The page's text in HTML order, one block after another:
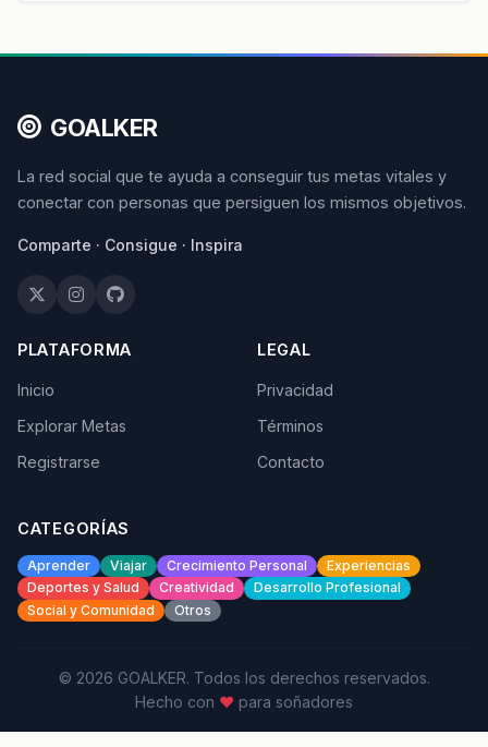
GOALKER
La red social que te ayuda a conseguir tus metas vitales y
conectar con personas que persiguen los mismos objetivos.
Comparte · Consigue · Inspira
PLATAFORMA
Inicio
Explorar Metas
Registrarse
LEGAL
Privacidad
Términos
Contacto
CATEGORÍAS
Aprender Viajar Crecimiento Personal
Experiencias
Deportes y Salud
Creatividad
Desarrollo Profesional
Social y Comunidad
Otros
© 2026 GOALKER. Todos los derechos reservados.
Hecho con ♥ para soñadores